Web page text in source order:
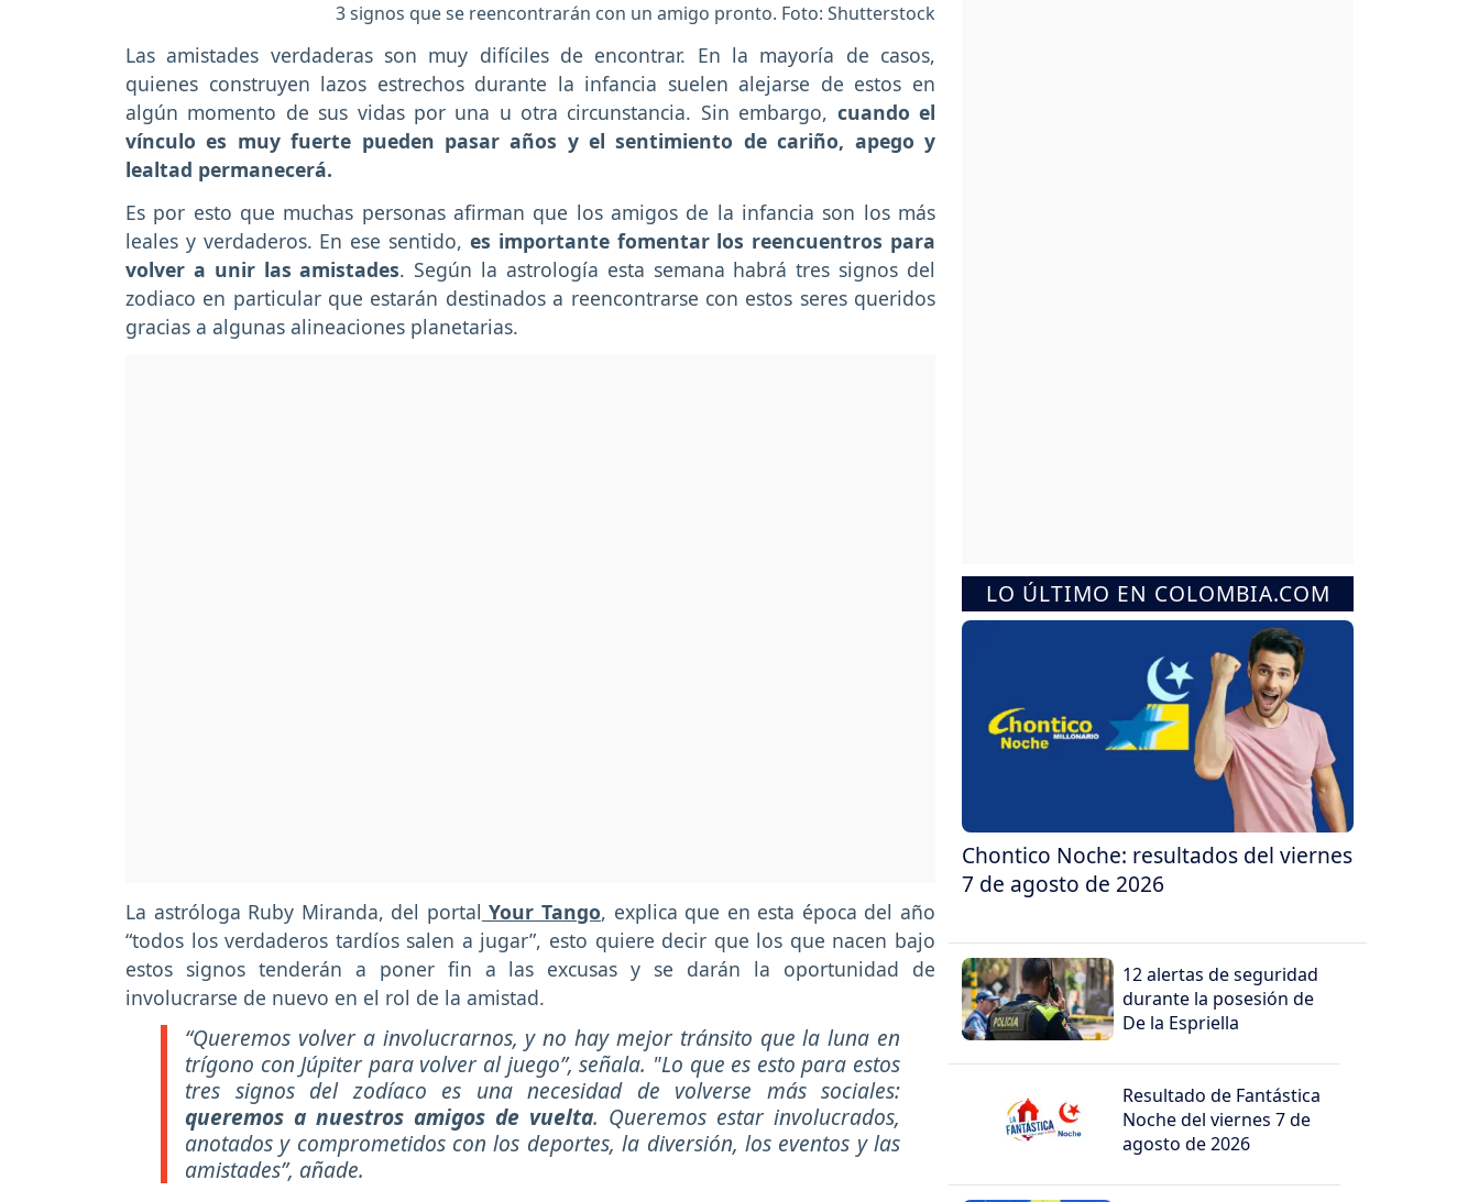
3 signos que se reencontrarán con un amigo pronto. Foto: Shutterstock
Las amistades verdaderas son muy difíciles de encontrar. En la mayoría de casos,
quienes construyen lazos estrechos durante la infancia suelen alejarse de estos en
algún momento de sus vidas por una u otra circunstancia. Sin embargo, cuando el
vínculo es muy fuerte pueden pasar años y el sentimiento de cariño, apego y
lealtad permanecerá.
Es por esto que muchas personas afirman que los amigos de la infancia son los más
leales y verdaderos. En ese sentido, es importante fomentar los reencuentros para
volver a unir las amistades. Según la astrología esta semana habrá tres signos del
zodiaco en particular que estarán destinados a reencontrarse con estos seres queridos
gracias a algunas alineaciones planetarias.
La astróloga Ruby Miranda, del portal Your Tango, explica que en esta época del año
“todos los verdaderos tardíos salen a jugar”, esto quiere decir que los que nacen bajo
estos signos tenderán a poner fin a las excusas y se darán la oportunidad de
involucrarse de nuevo en el rol de la amistad.
“Queremos volver a involucrarnos, y no hay mejor tránsito que la luna en
trígono con Júpiter para volver al juego”, señala. "Lo que es esto para estos
tres signos del zodíaco es una necesidad de volverse más sociales:
queremos a nuestros amigos de vuelta. Queremos estar involucrados,
anotados y comprometidos con los deportes, la diversión, los eventos y las
amistades”, añade.
LO ÚLTIMO EN COLOMBIA.COM
Chontico Noche: resultados del viernes
7 de agosto de 2026
12 alertas de seguridad
durante la posesión de
De la Espriella
Resultado de Fantástica
Noche del viernes 7 de
agosto de 2026